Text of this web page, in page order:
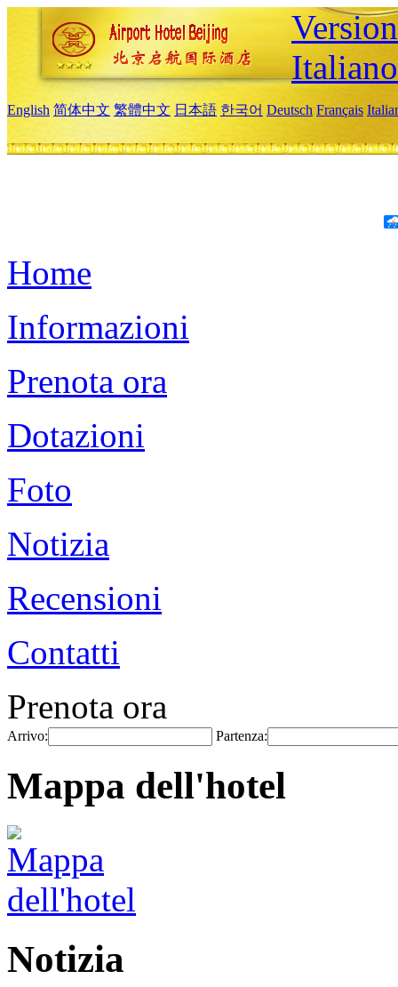
Italiano
English 简体中文 繁體中文 日本語 한국어 Deutsch Français
Home
Informazioni
Prenota ora
Dotazioni
Foto
Notizia
Recensioni
Contatti
Prenota ora
Arrivo: Partenza:
Mappa dell'hotel
Notizia